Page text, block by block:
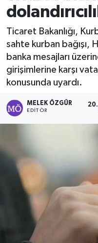
Ticaret Bakanlığı,
sahte kurban bağışı,
banka mesajları
girişimlerine karşı
konusunda uyardı.
MELEK ÖZGÜR
EDITÖR
Politika
Sağlık
Spor
Tarih - Kültür -
Haber Arşivi